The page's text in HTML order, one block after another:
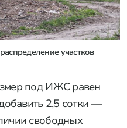
участков
под ИЖС равен
2,5 сотки —
свободных